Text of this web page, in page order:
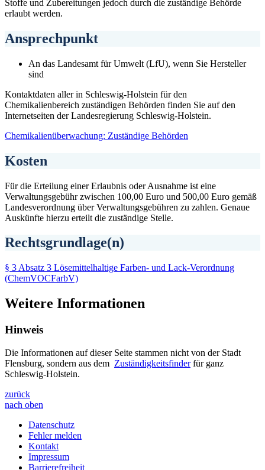
Stoffe und Zubereitungen jedoch durch die zuständige Behörde
erlaubt werden.
Ansprechpunkt
An das Landesamt für Umwelt (LfU), wenn Sie Hersteller
sind
Kontaktdaten aller in Schleswig-Holstein für den
Chemikalienbereich zuständigen Behörden finden Sie auf den
Internetseiten der Landesregierung Schleswig-Holstein.
Chemikalienüberwachung: Zuständige Behörden
Kosten
Für die Erteilung einer Erlaubnis oder Ausnahme ist eine
Verwaltungsgebühr zwischen 100,00 Euro und 500,00 Euro gemäß
Landesverordnung über Verwaltungsgebühren zu zahlen. Genaue
Auskünfte hierzu erteilt die zuständige Stelle.
Rechtsgrundlage(n)
§ 3 Absatz 3 Lösemittelhaltige Farben- und Lack-Verordnung
(ChemVOCFarbV)
Weitere Informationen
Hinweis
Die Informationen auf dieser Seite stammen nicht von der Stadt
Flensburg, sondern aus dem Zuständigkeitsfinderfür ganz
Schleswig-Holstein.
zurück
nach oben
Datenschutz
Fehler melden
Kontakt
Impressum
Barrierefreiheit